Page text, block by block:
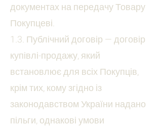
документах на передачу Товару
Покупцеві.
1.3. Публічний договір — договір
купівлі-продажу, який
встановлює для всіх Покупців,
крім тих, кому згідно із
законодавством України надано
пільги, однакові умови